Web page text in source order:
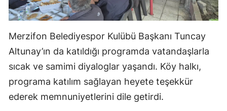
Merzifon Belediyespor Kulübü Başkanı Tuncay
Altunay’ın da katıldığı programda vatandaşlarla
sıcak ve samimi diyaloglar yaşandı. Köy halkı,
programa katılım sağlayan heyete teşekkür
ederek memnuniyetlerini dile getirdi.